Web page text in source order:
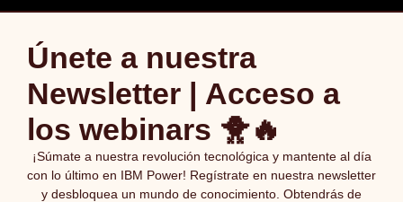
Únete a nuestra
Newsletter | Acceso a
los webinars 🐥🔥
¡Súmate a nuestra revolución tecnológica y mantente al día
con lo último en IBM Power! Regístrate en nuestra newsletter
y desbloquea un mundo de conocimiento. Obtendrás de